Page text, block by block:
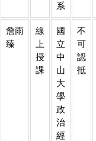
系
詹雨
臻
線
上
授
課
國
立
中
山
大
學
政
治
經
不
可
認
抵